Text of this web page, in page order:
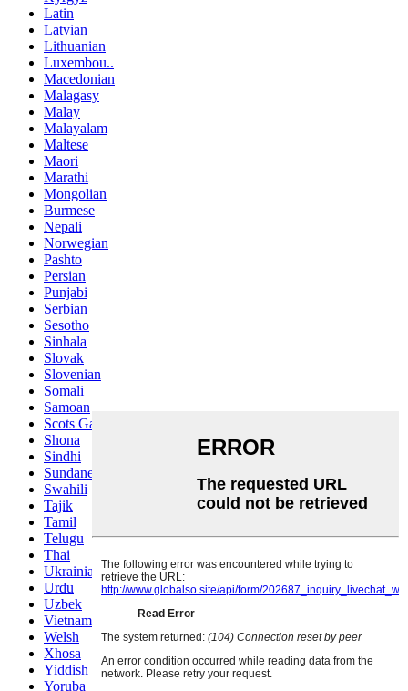
Latin
Latvian
Lithuanian
Luxembou..
Macedonian
Malagasy
Malay
Malayalam
Maltese
Maori
Marathi
Mongolian
Burmese
Nepali
Norwegian
Pashto
Persian
Punjabi
Serbian
Sesotho
Sinhala
Slovak
Slovenian
Somali
Samoan
Scots Gaelic
Shona
Sindhi
Sundanese
Swahili
Tajik
Tamil
Telugu
Thai
Ukrainian
Urdu
Uzbek
Vietnamese
Welsh
Xhosa
Yiddish
Yoruba